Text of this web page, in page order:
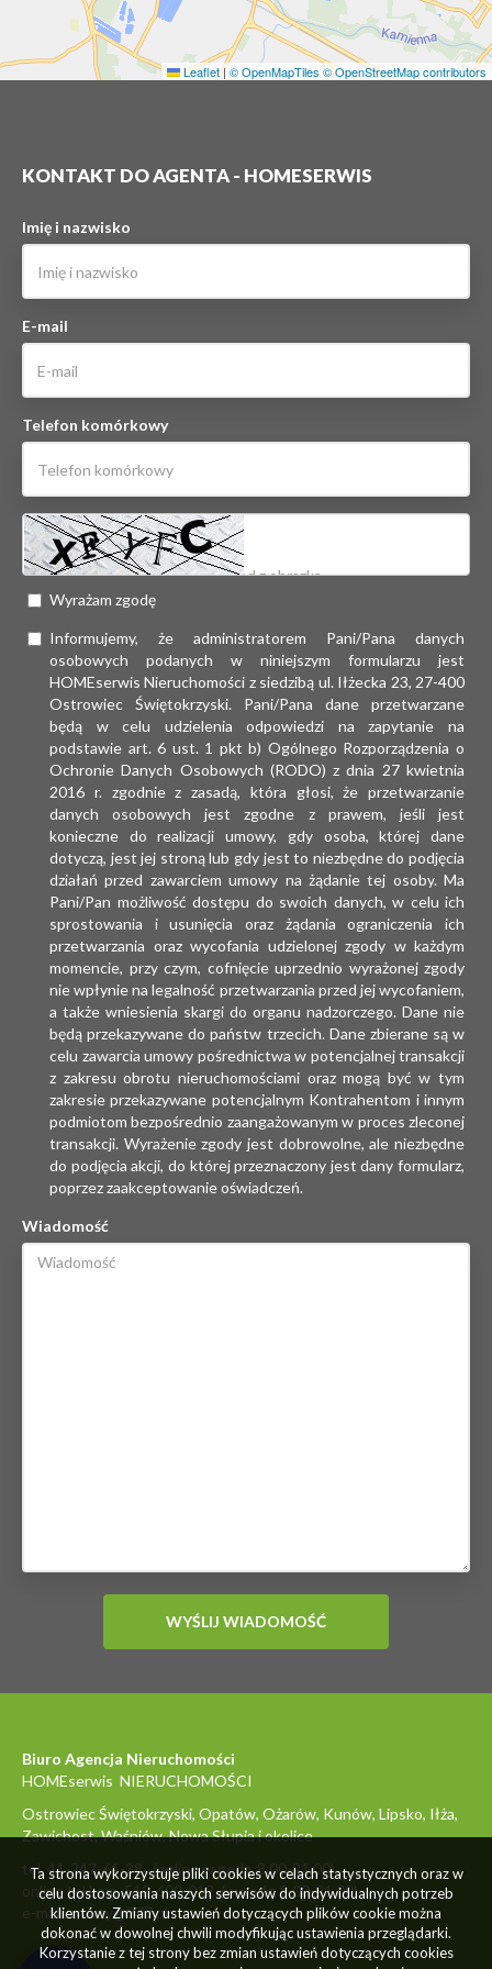
Leaflet|© OpenMapTiles © OpenStreetMap contributors
KONTAKT DO AGENTA - HOMESERWIS
Imię i nazwisko
E-mail
Telefon komórkowy
Wyrażam zgodę
Informujemy, że administratorem Pani/Pana danych
osobowych podanych w niniejszym formularzu jest
HOMEserwis Nieruchomości z siedzibą ul. Iłżecka 23, 27-400
Ostrowiec Świętokrzyski. Pani/Pana dane przetwarzane
będą w celu udzielenia odpowiedzi na zapytanie na
podstawie art. 6 ust. 1 pkt b) Ogólnego Rozporządzenia o
Ochronie Danych Osobowych (RODO) z dnia 27 kwietnia
2016 r. zgodnie z zasadą, która głosi, że przetwarzanie
danych osobowych jest zgodne z prawem, jeśli jest
konieczne do realizacji umowy, gdy osoba, której dane
dotyczą, jest jej stroną lub gdy jest to niezbędne do podjęcia
działań przed zawarciem umowy na żądanie tej osoby. Ma
Pani/Pan możliwość dostępu do swoich danych, w celu ich
sprostowania i usunięcia oraz żądania ograniczenia ich
przetwarzania oraz wycofania udzielonej zgody w każdym
momencie, przy czym, cofnięcie uprzednio wyrażonej zgody
nie wpłynie na legalność przetwarzania przed jej wycofaniem,
a także wniesienia skargi do organu nadzorczego. Dane nie
będą przekazywane do państw trzecich. Dane zbierane są w
celu zawarcia umowy pośrednictwa w potencjalnej transakcji
z zakresu obrotu nieruchomościami oraz mogą być w tym
zakresie przekazywane potencjalnym Kontrahentom i innym
podmiotom bezpośrednio zaangażowanym w proces zleconej
transakcji. Wyrażenie zgody jest dobrowolne, ale niezbędne
do podjęcia akcji, do której przeznaczony jest dany formularz,
poprzez zaakceptowanie oświadczeń.
Wiadomość
Biuro Agencja Nieruchomości
HOMEserwis NIERUCHOMOŚCI
Ostrowiec Świętokrzyski, Opatów, Ożarów, Kunów, Lipsko, Iłża,
Zawichost, Waśniów, Nowa Słupia i okolice
tel. 41-247-61-38 (online w godz. 8.00-21.00)
online tel.kom. 512-600-012 (w godz. 8.00-21.00)
e-mail: oferty@977.pl
Ta strona wykorzystuje pliki cookies w celach statystycznych oraz w
celu dostosowania naszych serwisów do indywidualnych potrzeb
klientów. Zmiany ustawień dotyczących plików cookie można
dokonać w dowolnej chwili modyfikując ustawienia przeglądarki.
Korzystanie z tej strony bez zmian ustawień dotyczących cookies